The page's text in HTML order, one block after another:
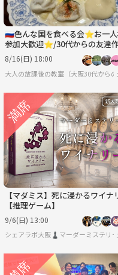
🇷🇺色んな国を食べる会⭐︎お一
参加大歓迎⭐︎/30代からの友達
🇷🇺
8/16(日) 18:00
大人の放課後の教室（大阪30代から
【マダミス】死に浸かるワイナ
【推理ゲーム】
9/6(日) 13:00
シェアラボ大阪♟️マーダーミステリー